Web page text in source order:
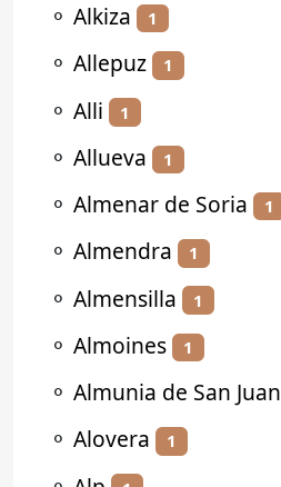
⚬ Alkiza 1
⚬ Allepuz 1
⚬ Alli 1
⚬ Allueva 1
⚬ Almenar de Soria 1
⚬ Almendra 1
⚬ Almensilla 1
⚬ Almoines 1
⚬ Almunia de San Juan
⚬ Alovera 1